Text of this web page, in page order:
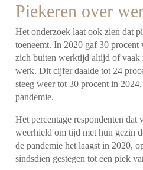
Piekeren over
Het onderzoek laat ook zien dat
toeneemt. In 2020 gaf 30 procent
zich buiten werktijd altijd of vaak
werk. Dit cijfer daalde tot 24
steeg weer tot 30 procent in
pandemie.
Het percentage respondenten
weerhield om tijd met hun gezin
de pandemie het laagst in 2020,
sindsdien gestegen tot een piek